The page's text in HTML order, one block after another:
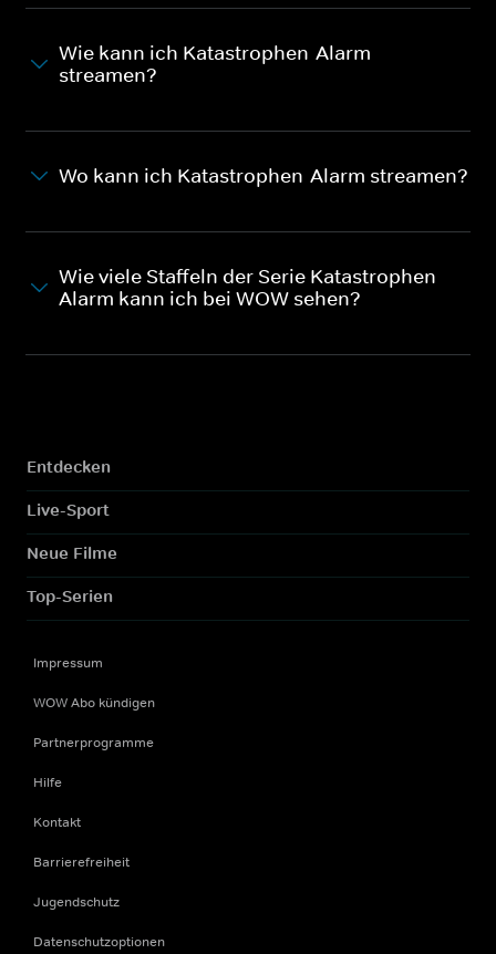
Wie kann ich Katastrophen-Alarm
streamen?
Wo kann ich Katastrophen-Alarm streamen?
Wie viele Staffeln der Serie Katastrophen-
Alarm kann ich bei WOW sehen?
Entdecken
Live-Sport
Neue Filme
Top-Serien
Impressum
WOW Abo kündigen
Partnerprogramme
Hilfe
Kontakt
Barrierefreiheit
Jugendschutz
Datenschutzoptionen